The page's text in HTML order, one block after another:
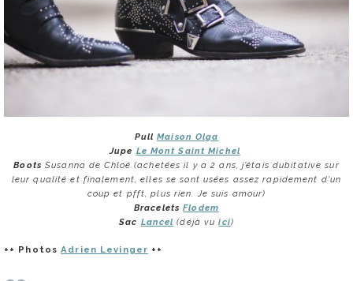
Pull Maison Olga
Jupe Le Mont Saint Michel
Boots Susanna de Chloé (achetées il y a 2 ans, j’étais dubitative sur
leur qualité et finalement, elles se sont usées assez rapidement d’un
coup et pfft, plus rien. Je suis amour)
Bracelets Flodem
Sac Lancel (déjà vuici)
++ PhotosAdrien Levinger ++